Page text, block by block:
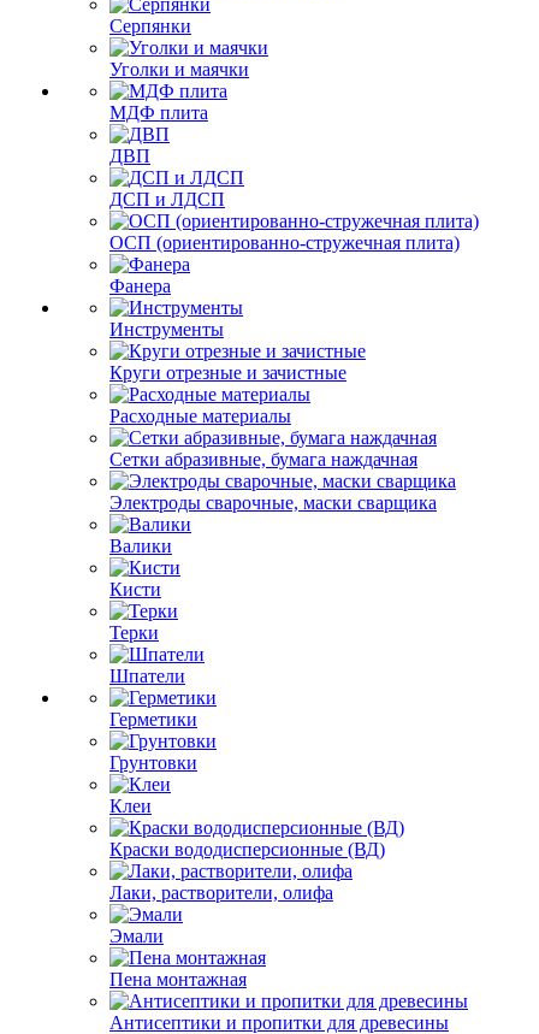
Серпянки
Уголки и маячки
МДФ плита
ДВП
ДСП и ЛДСП
ОСП (ориентированно-стружечная плита)
Фанера
Инструменты
Круги отрезные и зачистные
Расходные материалы
Сетки абразивные, бумага наждачная
Электроды сварочные, маски сварщика
Валики
Кисти
Терки
Шпатели
Герметики
Грунтовки
Клеи
Краски вододисперсионные (ВД)
Лаки, растворители, олифа
Эмали
Пена монтажная
Антисептики и пропитки для древесины